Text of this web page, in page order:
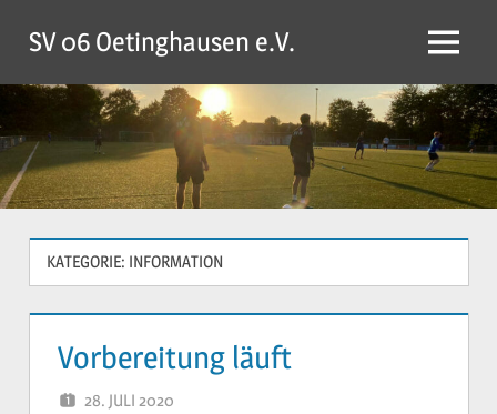
Inhalt
springen
SV 06 Oetinghausen e.V. Menü
KATEGORIE: INFORMATION
Vorbereitung läuft
28. JULI 2020